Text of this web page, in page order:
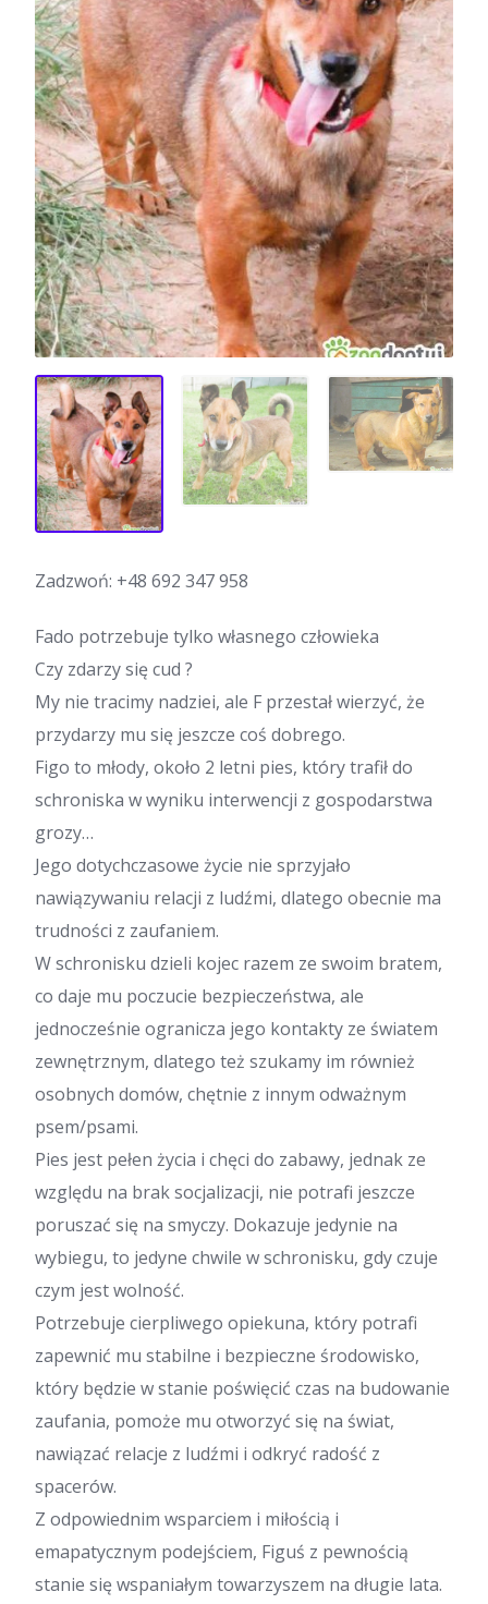
Zadzwoń: +48 692 347 958
Fado potrzebuje tylko własnego człowieka
Czy zdarzy się cud ?
My nie tracimy nadziei, ale F przestał wierzyć, że
przydarzy mu się jeszcze coś dobrego.
Figo to młody, około 2 letni pies, który trafił do
schroniska w wyniku interwencji z gospodarstwa
grozy…
Jego dotychczasowe życie nie sprzyjało
nawiązywaniu relacji z ludźmi, dlatego obecnie ma
trudności z zaufaniem.
W schronisku dzieli kojec razem ze swoim bratem,
co daje mu poczucie bezpieczeństwa, ale
jednocześnie ogranicza jego kontakty ze światem
zewnętrznym, dlatego też szukamy im również
osobnych domów, chętnie z innym odważnym
psem/psami.
Pies jest pełen życia i chęci do zabawy, jednak ze
względu na brak socjalizacji, nie potrafi jeszcze
poruszać się na smyczy. Dokazuje jedynie na
wybiegu, to jedyne chwile w schronisku, gdy czuje
czym jest wolność.
Potrzebuje cierpliwego opiekuna, który potrafi
zapewnić mu stabilne i bezpieczne środowisko,
który będzie w stanie poświęcić czas na budowanie
zaufania, pomoże mu otworzyć się na świat,
nawiązać relacje z ludźmi i odkryć radość z
spacerów.
Z odpowiednim wsparciem i miłością i
emapatycznym podejściem, Figuś z pewnością
stanie się wspaniałym towarzyszem na długie lata.